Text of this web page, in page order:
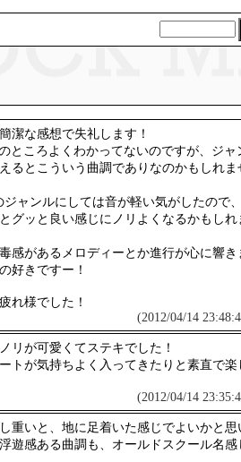
潔な感想で失礼します！
ところよくわかってないのですが、ジャ
るとこういう曲調でありなのかもしれま
ジャンルにしては音が軽い気がしたので、
グッと良い感じにノリよくなるかもしれ
感があるメロディーとか進行が心に響き
好きですー！
れ様でした！
(2012/04/14
リが可愛くてステキでした！
トが気持ちよく入ってきたりと素直で楽
(2012/04/14
重いと、地に足着いた感じでよいかと思
遊感ある曲調も、オールドスクール名感